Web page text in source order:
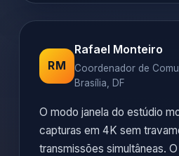
RM
Rafael Monteiro
Coordenador de
Brasília, DF
O modo janela do estúdio
capturas em 4K sem
transmissões simultâneas.